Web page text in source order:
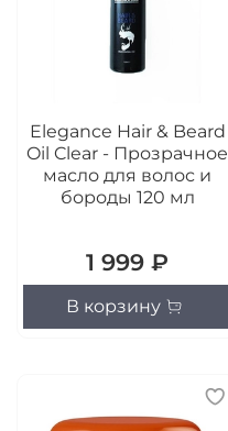
Elegance Hair & Beard
Oil Clear - Прозрачное
масло для волос и
бороды 120 мл
1 999 ₽
В корзину